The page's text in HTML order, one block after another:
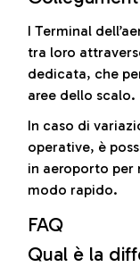
I Terminal
tra loro
dedicata, che
aree dello scalo.
In caso di
operative, è
in aeroporto per
modo rapido.
FAQ
Qual è la